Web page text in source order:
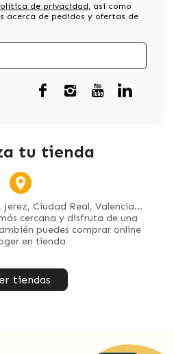
de privacidad, asi como
acerca de pedidos y ofertas de
tu tienda
Ciudad Real, Valencia...
cercana y disfruta de una
puedes comprar online
en tienda
tiendas